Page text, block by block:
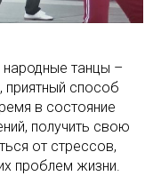
народные танцы –
приятный способ
в состояние
получить свою
от стрессов,
проблем жизни.